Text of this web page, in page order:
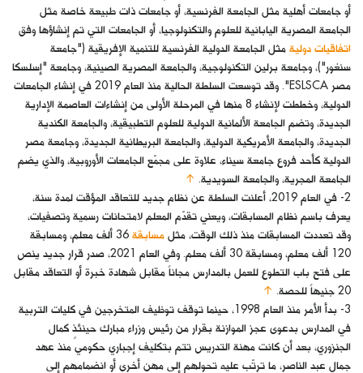
أو جامعات أهلية مثل الجامعة الفرنسية، أو جامعات ذات طبيعة خاصة مثل
الجامعة المصرية اليابانية للعلوم والتكنولوجيا، أو الجامعات التي تم إنشاؤها وفق
اتفاقيات دولية مثل الجامعة الدولية الفرنسية للتنمية الإفريقية ("جامعة
سنغور")، وجامعة برلين التكنولوجية، والجامعة المصرية الصينية، وجامعة "إسلسكا
مصر ESLSCA". وقد توسعت السلطة الحالية منذ العام 2019 في إنشاء الجامعات
الدولية، وخططت لإنشاء 8 منها في المرحلة الأولى من إنشاءات العاصمة الإدارية
الجديدة، وتضم الجامعة الألمانية الدولية للعلوم التطبيقية، والجامعة الكندية
الجديدة، والجامعة الأمريكية الدولية، والجامعة البريطانية الجديدة، وجامعة مصر
الدولية كأحد فروع جامعة سيناء، علاوة على مجمّع الجامعات الأوروبية، والذي يضم
الجامعة المجرية، والجامعة السويدية. ↑
2- في العام 2019، أعلنت السلطة عن نظام جديد للتعاقد المؤقت لمدة سنة،
يعرف باسم نظام المسابقات، ويعني تقدّم المعلم لامتحانات رسمية وتصفيات،
وقد تعددت المسابقات منذ ذلك الوقت، مثل مسابقة
36 ألف معلم، ومسابقة
120 ألف معلم، ومسابقة 30 ألف معلم. وفي العام 2021، صدر قرار جديد ينص
على فتح باب التطوع للعمل بالمدارس مجاناً مقابل شهادة خبرة أو التعاقد مقابل
20 جنيهاً للحصة.
↑
3- بدأ الأمر منذ العام 1998، حينما توقف توظيف المتخرجين في كليات التربية
في المدارس بدعوى عجز الموازنة بقرار من رئيس وزراء مبارك حينئذٍ كمال
الجنزوري، بعد أن كانت مهنة التدريس تتم بتكليف إجباري حكومي منذ عهد
جمال عبد الناصر، ما ترتّب عليه تحولهم إلى مهن أخرى أو انضمامهم إلى